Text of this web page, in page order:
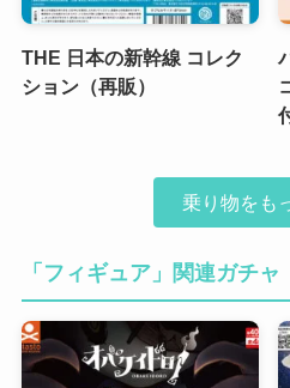
THE 日本の新幹線 コレク
ション（再販）
乗り物をも
「フィギュア」関連ガチャ